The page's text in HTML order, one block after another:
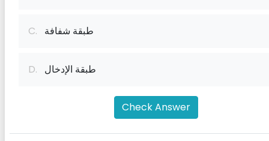
C. طبقة شفافة
D. طبقة الإدخال
Check Answer